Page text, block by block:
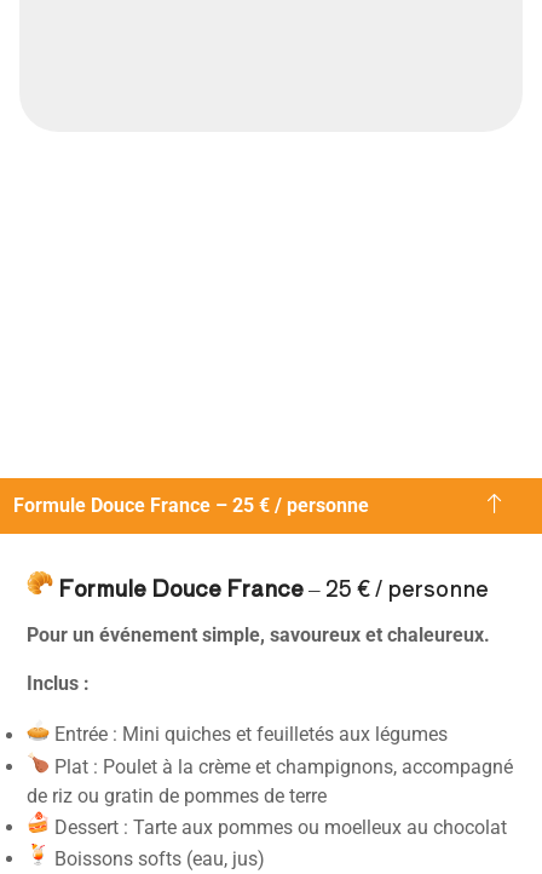
Formule Douce France – 25 € / personne
Formule Douce France– 25 € / personne
Pour un événement simple, savoureux et chaleureux.
Inclus :
Entrée : Mini quiches et feuilletés aux légumes
Plat : Poulet à la crème et champignons, accompagné
de riz ou gratin de pommes de terre
Dessert : Tarte aux pommes ou moelleux au chocolat
Boissons softs (eau, jus)